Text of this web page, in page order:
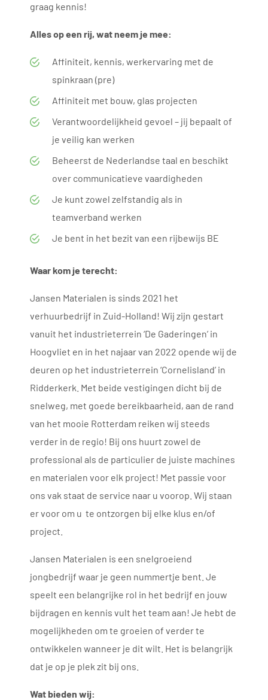
graag kennis!
Alles op een rij, wat neem je mee:
Affiniteit, kennis, werkervaring met de
spinkraan (pre)
Affiniteit met bouw, glas projecten
Verantwoordelijkheid gevoel – jij bepaalt of
je veilig kan werken
Beheerst de Nederlandse taal en beschikt
over communicatieve vaardigheden
Je kunt zowel zelfstandig als in
teamverband werken
Je bent in het bezit van een rijbewijs BE
Waar kom je terecht:
Jansen Materialen is sinds 2021 het
verhuurbedrijf in Zuid-Holland! Wij zijn gestart
vanuit het industrieterrein ‘De Gaderingen’ in
Hoogvliet en in het najaar van 2022 opende wij de
deuren op het industrieterrein ‘Cornelisland’ in
Ridderkerk. Met beide vestigingen dicht bij de
snelweg, met goede bereikbaarheid, aan de rand
van het mooie Rotterdam reiken wij steeds
verder in de regio! Bij ons huurt zowel de
professional als de particulier de juiste machines
en materialen voor elk project! Met passie voor
ons vak staat de service naar u voorop. Wij staan
er voor om u te ontzorgen bij elke klus en/of
project.
Jansen Materialen is een snelgroeiend
jongbedrijf waar je geen nummertje bent. Je
speelt een belangrijke rol in het bedrijf en jouw
bijdragen en kennis vult het team aan! Je hebt de
mogelijkheden om te groeien of verder te
ontwikkelen wanneer je dit wilt. Het is belangrijk
dat je op je plek zit bij ons.
Wat bieden wij: